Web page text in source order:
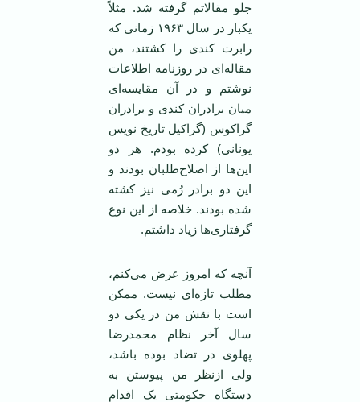
جلو مقالاتم گرفته شد. مثلاً
یکبار در سال ۱۹۶۳ زمانی که
رابرت کندی را کشتند، من
مقاله‌ای در روزنامه اطلاعات
نوشتم و در آن مقایسه‌ای
میان برادران کندی و برادران
گراکوس (گراکیل تاریخ نویس
یونانی) کرده بودم. هر دو
این‌ها از اصلاح‌طلبان بودند و
این دو برادر رُمی نیز کشته
شده بودند. خلاصه از این نوع
گرفتاری‌ها زیاد داشتم.
آنچه که امروز عرض می‌کنم،
مطلب تازه‌ای نیست. ممکن
است با نقش من در یکی دو
سال آخر نظام محمدرضا
پهلوی در تضاد بوده باشد،
ولی ازنظر من پیوستن به
دستگاه حکومتی یک اقدام